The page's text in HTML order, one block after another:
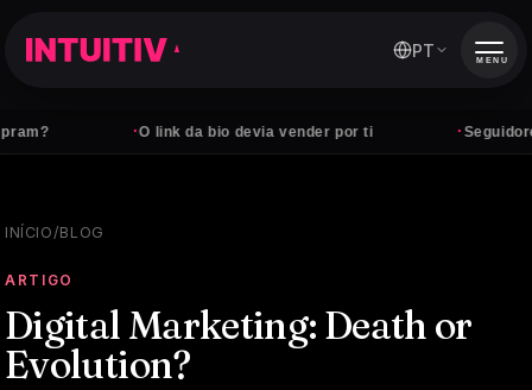
O link da bio devia vender por ti
PT MENU
INÍCIO/BLOG
ARTIGO
Digital Marketing: Death or
Evolution?